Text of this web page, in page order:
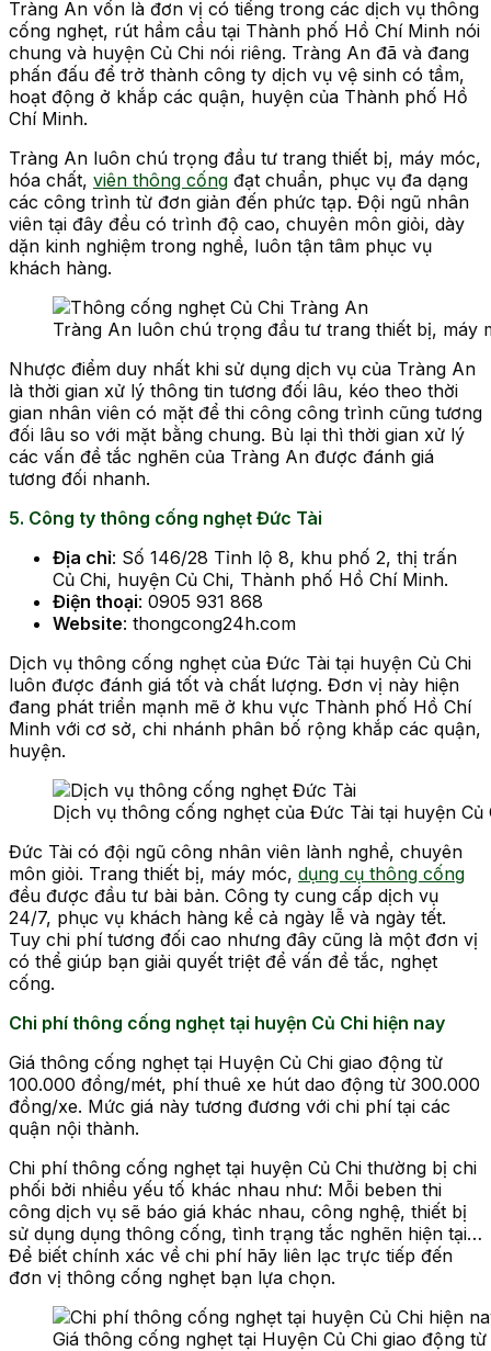
Tràng An vốn là đơn vị có tiếng trong các dịch vụ thông
cống nghẹt, rút hầm cầu tại Thành phố Hồ Chí Minh nói
chung và huyện Củ Chi nói riêng. Tràng An đã và đang
phấn đấu để trở thành công ty dịch vụ vệ sinh có tầm,
hoạt động ở khắp các quận, huyện của Thành phố Hồ
Chí Minh.
Tràng An luôn chú trọng đầu tư trang thiết bị, máy móc,
hóa chất, viên thông cống đạt chuẩn, phục vụ đa dạng
các công trình từ đơn giản đến phức tạp. Đội ngũ nhân
viên tại đây đều có trình độ cao, chuyên môn giỏi, dày
dặn kinh nghiệm trong nghề, luôn tận tâm phục vụ
khách hàng.
Tràng An luôn chú trọng đầu tư trang thiết bị, máy
Nhược điểm duy nhất khi sử dụng dịch vụ của Tràng An
là thời gian xử lý thông tin tương đối lâu, kéo theo thời
gian nhân viên có mặt để thi công công trình cũng tương
đối lâu so với mặt bằng chung. Bù lại thì thời gian xử lý
các vấn đề tắc nghẽn của Tràng An được đánh giá
tương đối nhanh.
5. Công ty thông cống nghẹt Đức Tài
Địa chỉ: Số 146/28 Tỉnh lộ 8, khu phố 2, thị trấn
Củ Chi, huyện Củ Chi, Thành phố Hồ Chí Minh.
Điện thoại: 0905 931 868
Website: thongcong24h.com
Dịch vụ thông cống nghẹt của Đức Tài tại huyện Củ Chi
luôn được đánh giá tốt và chất lượng. Đơn vị này hiện
đang phát triển mạnh mẽ ở khu vực Thành phố Hồ Chí
Minh với cơ sở, chi nhánh phân bố rộng khắp các quận,
huyện.
Dịch vụ thông cống nghẹt của Đức Tài tại huyện
Đức Tài có đội ngũ công nhân viên lành nghề, chuyên
môn giỏi. Trang thiết bị, máy móc, dụng cụ thông cống
đều được đầu tư bài bản. Công ty cung cấp dịch vụ
24/7, phục vụ khách hàng kể cả ngày lễ và ngày tết.
Tuy chi phí tương đối cao nhưng đây cũng là một đơn vị
có thể giúp bạn giải quyết triệt để vấn đề tắc, nghẹt
cống.
Chi phí thông cống nghẹt tại huyện Củ Chi hiện nay
Giá thông cống nghẹt tại Huyện Củ Chi giao động từ
100.000 đồng/mét, phí thuê xe hút dao động từ 300.000
đồng/xe. Mức giá này tương đương với chi phí tại các
quận nội thành.
Chi phí thông cống nghẹt tại huyện Củ Chi thường bị chi
phối bởi nhiều yếu tố khác nhau như: Mỗi beben thi
công dịch vụ sẽ báo giá khác nhau, công nghệ, thiết bị
sử dụng dụng thông cống, tình trạng tắc nghẽn hiện tại…
Để biết chính xác về chi phí hãy liên lạc trực tiếp đến
đơn vị thông cống nghẹt bạn lựa chọn.
Giá thông cống nghẹt tại Huyện Củ Chi giao động